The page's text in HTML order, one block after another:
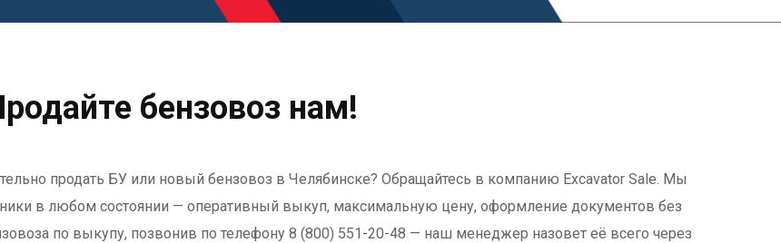
бензовоз нам!
продать БУ или новый бензовоз в Челябинске? Обращайтесь в компанию Excavator Sale. Мы
в любом состоянии — оперативный выкуп, максимальную цену, оформление документов без
по выкупу, позвонив по телефону 8 (800) 551-20-48 — наш менеджер назовет её всего через